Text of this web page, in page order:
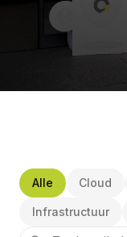
Alle Cloud
Infrastructuur